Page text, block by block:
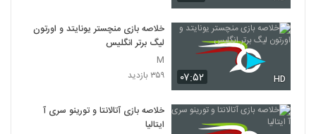
۰۷:۵۲ HD
خلاصه بازی منچستر یونایتد و اورتون
لیگ برتر انگلیس
M
۳۵۹ بازدید
خلاصه بازی آتالانتا و تورینو سری آ
ایتالیا